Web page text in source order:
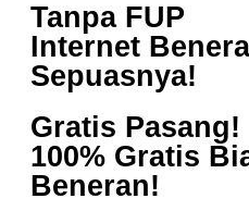
Tanpa FUP
Internet
Sepuasnya!
Gratis Pasang!
100% Gratis
Beneran!